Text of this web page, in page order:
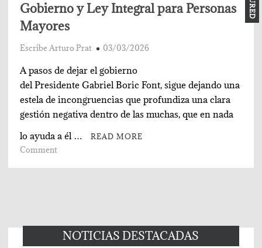
Gobierno y Ley Integral para Personas
Mayores
Escribe Arturo Prat 03/03/2026
A pasos de dejar el gobierno
del Presidente Gabriel Boric Font, sigue dejando una
estela de incongruencias que profundiza una clara
gestión negativa dentro de las muchas, que en nada
lo ayuda a él …
READ MORE
Commenton
Personas
Mayores
NOTICIAS DESTACADAS